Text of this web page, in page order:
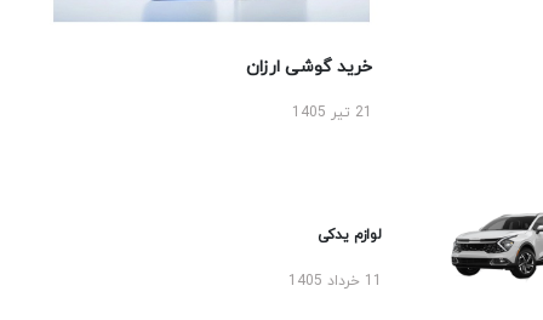
خرید گوشی ارزان
لوازم یدکی